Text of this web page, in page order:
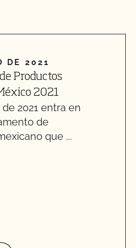
DE 2021
Productos
2021
2021 entra en
de
que ...